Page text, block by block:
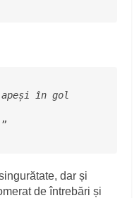
în gol
dar și
de întrebări și